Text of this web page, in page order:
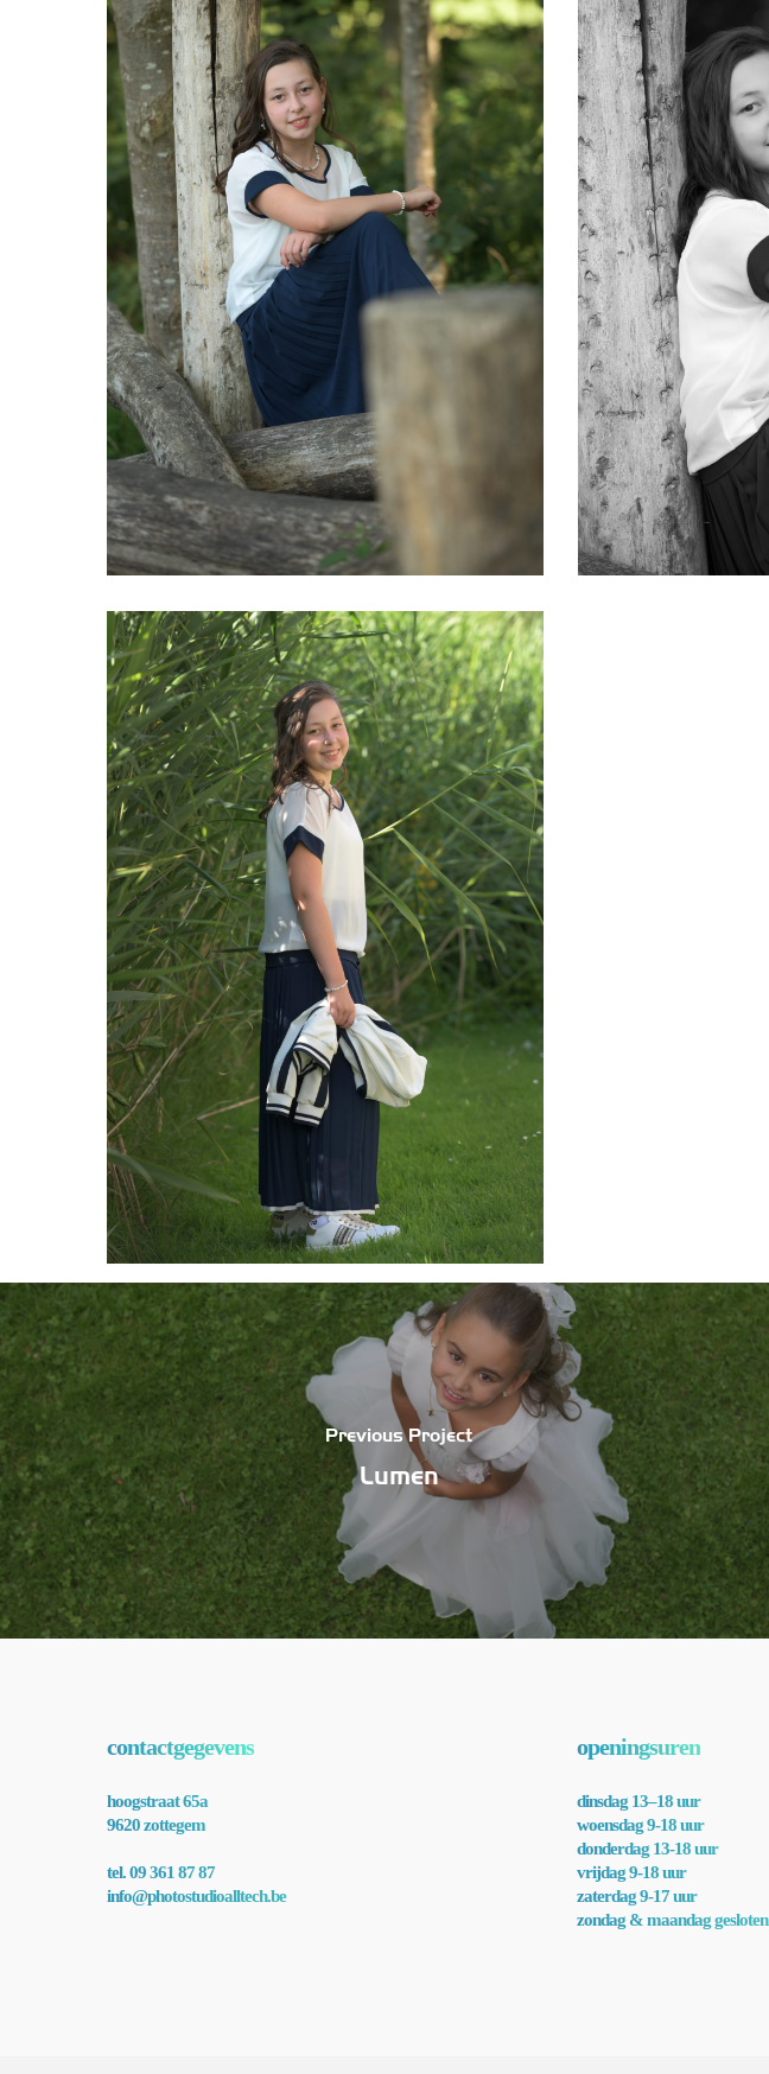
DSC_5039
Previous Project
Lumen
contactgegevens
hoogstraat 65a
9620 zottegem
tel. 09 361 87 87
info@photostudioalltech.be
openingsuren
dinsdag 13–18 uur
woensdag 9-18 uur
donderdag 13-18 uur
vrijdag 9-18 uur
zaterdag 9-17 uur
zondag & maandag gesloten